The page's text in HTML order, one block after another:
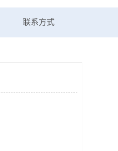
联系方式